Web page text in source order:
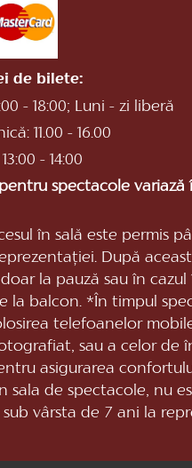
de bilete:
- 18:00; Luni - zi liberă
11.00 - 16.00
- 14:00
spectacole variază
în sală este permis
După
la pauză sau în cazul
la balcon. *În timpul
telefoanelor
sau a celor de
asigurarea
sala de spectacole, nu
vârsta de 7 ani la